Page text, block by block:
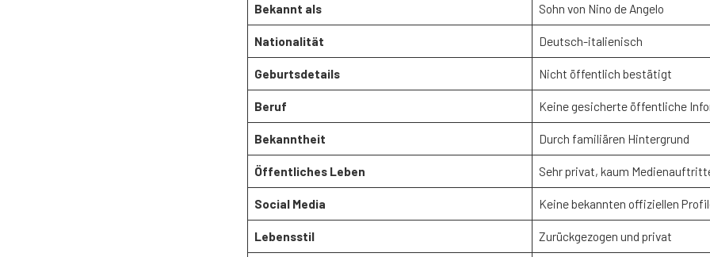
Bekannt als Sohn von Nino de Angelo
Nationalität Deutsch-italienisch
Geburtsdetails Nicht öffentlich bestätigt
Beruf Keine gesicherte öffentliche
Bekanntheit Durch familiären Hintergrund
Öffentliches Leben Sehr privat, kaum
Social Media Keine bekannten offiziellen
Lebensstil Zurückgezogen und privat